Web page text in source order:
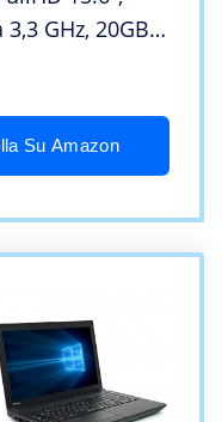
GHz, 20GB
webcam
Su Amazon